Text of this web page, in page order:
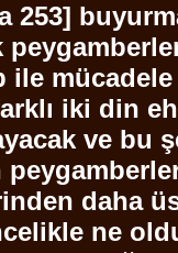
253]
ile
iki din
ve bu
daha
ne